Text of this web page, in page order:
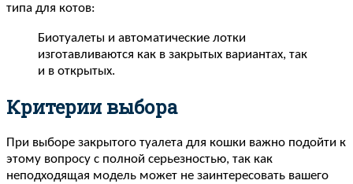
типа для котов:
Биотуалеты и автоматические лотки
изготавливаются как в закрытых вариантах, так
и в открытых.
Критерии выбора
При выборе закрытого туалета для кошки важно подойти к
этому вопросу с полной серьезностью, так как
неподходящая модель может не заинтересовать вашего